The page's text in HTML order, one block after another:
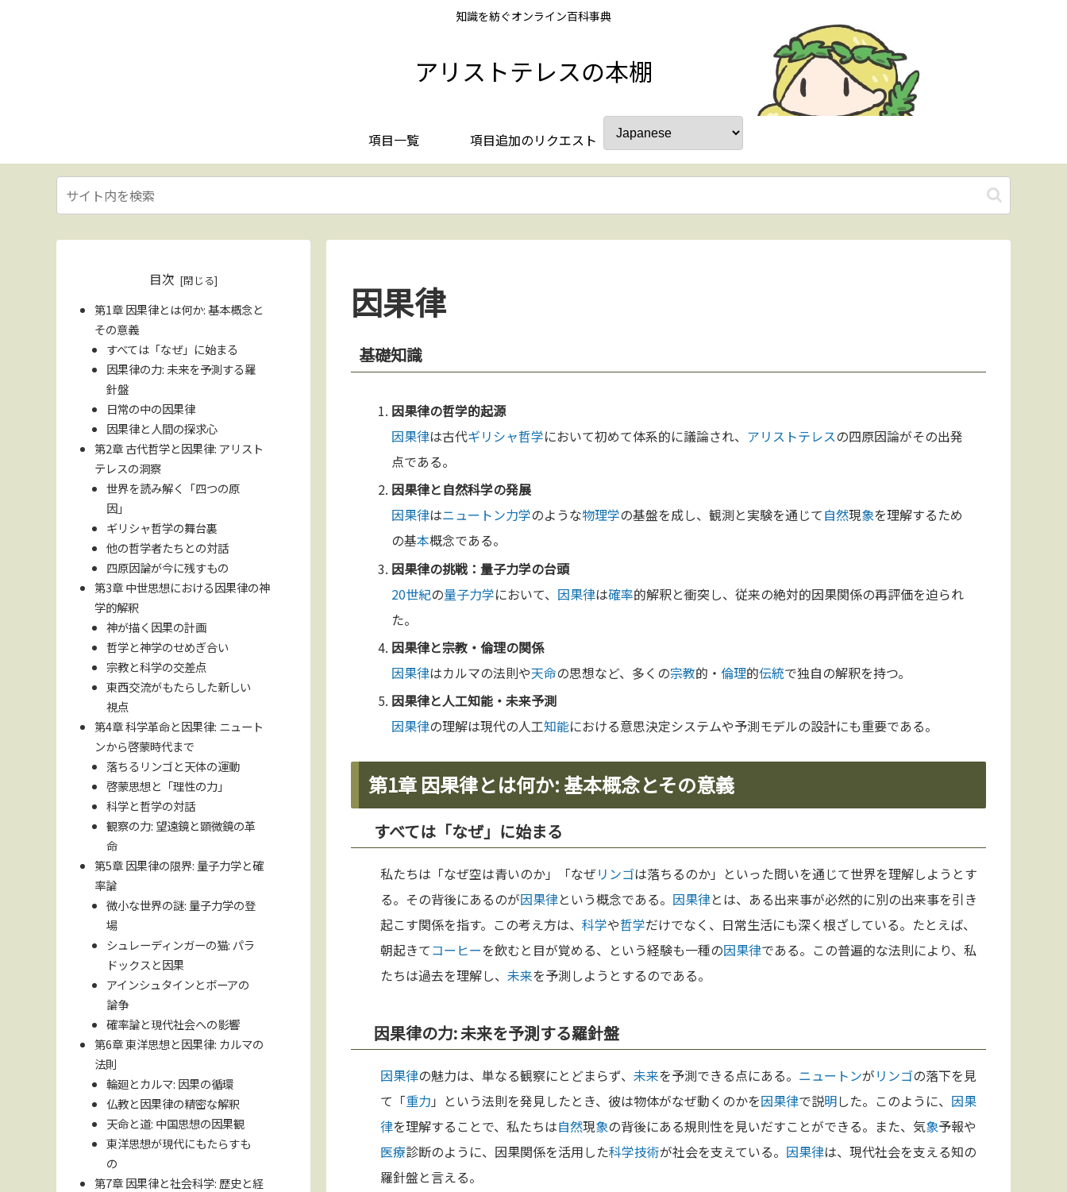
知識を紡ぐオンライン百科事典
アリストテレスの本棚
項目一覧 項目追加のリクエスト
因果律
基礎知識
因果律の哲学的起源
因果律は古代ギリシャ哲学において初めて体系的に議論され、 アリストテレスの四原因論がその出発
点である。
因果律と自然科学の発展
因果律はニュートン力学のような物理学の基盤を成し、観測と実験を通じて自然現象を理解するため
の基本概念である。
因果律の挑戦：量子力学の台頭
20世紀の量子力学において、 因果律は確率的解釈と衝突し、従来の絶対的因果関係の再評価を迫られ
た。
因果律と宗教 ・倫理の関係
因果律はカルマの法則や天命の思想など、多くの宗教的・倫理的伝統で独自の解釈を持つ。
因果律と人工知能 ・未来予測
因果律の理解は現代の人工知能における意思決定システムや予測モデルの設計にも重要である。
第1章 因果律とは何か: 基本概念とその意義
すべては「なぜ」に始まる
私たちは「なぜ空は青いのか」「なぜリンゴは落ちるのか」といった問いを通じて世界を理解しようとす
る。その背後にあるのが因果律という概念である。 因果律とは、ある出来事が必然的に別の出来事を引き
起こす関係を指す。この考え方は、 科学や哲学だけでなく、日常生活にも深く根ざしている。たとえば、
朝起きてコーヒーを飲むと目が覚める、という経験も一種の因果律である。この普遍的な法則により、私
たちは過去を理解し、 未来を予測しようとするのである。
因果律の力: 未来を予測する羅針盤
因果律の魅力は、単なる観察にとどまらず、 未来を予測できる点にある。 ニュートンがリンゴの落下を見
て「重力 」という法則を発見したとき、彼は物体がなぜ動くのかを因果律で説明した。このように、 因果
律を理解することで、私たちは自然現象の背後にある規則性を見いだすことができる。また、気象予報や
医療診断のように、因果関係を活用した科学技術が社会を支えている。 因果律は、現代社会を支える知の
羅針盤と言える。
目次
第1章 因果律とは何か: 基本概念と
その意義
すべては「なぜ」に始まる
因果律の力: 未来を予測する羅
針盤
日常の中の因果律
因果律と人間の探求心
第2章 古代哲学と因果律: アリスト
テレスの洞察
世界を読み解く「四つの原
因」
ギリシャ哲学の舞台裏
他の哲学者たちとの対話
四原因論が今に残すもの
第3章 中世思想における因果律の神
学的解釈
神が描く因果の計画
哲学と神学のせめぎ合い
宗教と科学の交差点
東西交流がもたらした新しい
視点
第4章 科学革命と因果律: ニュート
ンから啓蒙時代まで
落ちるリンゴと天体の運動
啓蒙思想と「理性の力」
科学と哲学の対話
観察の力: 望遠鏡と顕微鏡の革
命
第5章 因果律の限界: 量子力学と確
率論
微小な世界の謎: 量子力学の登
場
シュレーディンガーの猫: パラ
ドックスと因果
アインシュタインとボーアの
論争
確率論と現代社会への影響
第6章 東洋思想と因果律: カルマの
法則
輪廻とカルマ: 因果の循環
仏教と因果律の精密な解釈
天命と道: 中国思想の因果観
東洋思想が現代にもたらすも
の
第7章 因果律と社会科学: 歴史と経